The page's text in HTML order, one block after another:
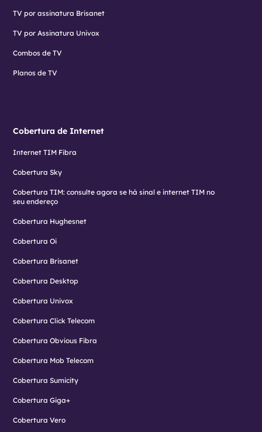
TV por assinatura Brisanet
TV por Assinatura Univox
Combos de TV
Planos de TV
Cobertura de Internet
Internet TIM Fibra
Cobertura Sky
Cobertura TIM: consulte agora se há sinal e internet TIM no
seu endereço
Cobertura Hughesnet
Cobertura Oi
Cobertura Brisanet
Cobertura Desktop
Cobertura Univox
Cobertura Click Telecom
Cobertura Obvious Fibra
Cobertura Mob Telecom
Cobertura Sumicity
Cobertura Giga+
Cobertura Vero